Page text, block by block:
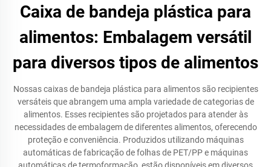
Caixa de bandeja plástica para
alimentos: Embalagem versátil
para diversos tipos de alimentos
Nossas caixas de bandeja plástica para alimentos são recipientes
versáteis que abrangem uma ampla variedade de categorias de
alimentos. Esses recipientes são projetados para atender às
necessidades de embalagem de diferentes alimentos, oferecendo
proteção e conveniência. Produzidos utilizando máquinas
automáticas de fabricação de folhas de PET/PP e máquinas